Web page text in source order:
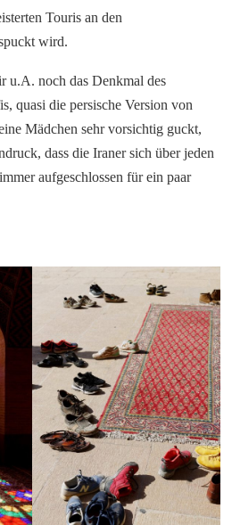
Touris an den
wird.
u.A. noch das Denkmal des
quasi die persische Version von
Mädchen sehr vorsichtig guckt,
dass die Iraner sich über jeden
aufgeschlossen für ein paar